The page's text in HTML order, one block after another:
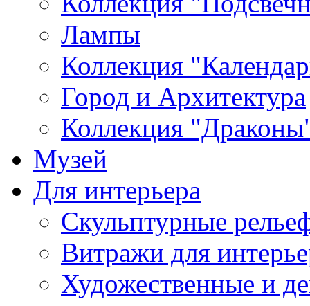
Лампы
Коллекция
Город и Архитектура
Коллекция
Музей
Для интерьера
Скульптурные
Витражи для
Художественные и